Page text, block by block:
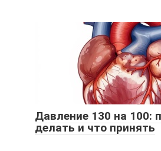
Давление 130 на 100:
делать и что принять